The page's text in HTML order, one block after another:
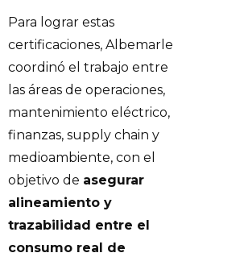
Para lograr estas
certificaciones, Albemarle
coordinó el trabajo entre
las áreas de operaciones,
mantenimiento eléctrico,
finanzas, supply chain y
medioambiente, con el
objetivo de asegurar
alineamiento y
trazabilidad entre el
consumo real de